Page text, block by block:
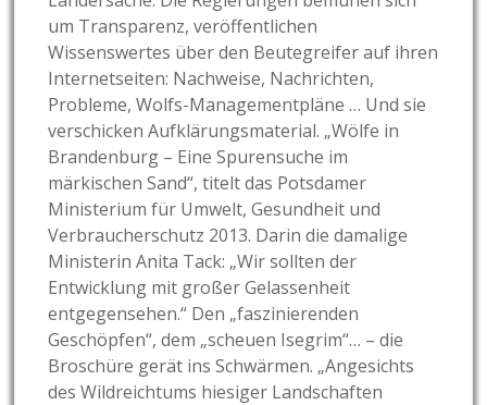
um Transparenz, veröffentlichen
Wissenswertes über den Beutegreifer auf ihren
Internetseiten: Nachweise, Nachrichten,
Probleme, Wolfs-Managementpläne … Und sie
verschicken Aufklärungsmaterial. „Wölfe in
Brandenburg – Eine Spurensuche im
märkischen Sand“, titelt das Potsdamer
Ministerium für Umwelt, Gesundheit und
Verbraucherschutz 2013. Darin die damalige
Ministerin Anita Tack: „Wir sollten der
Entwicklung mit großer Gelassenheit
entgegensehen.“ Den „faszinierenden
Geschöpfen“, dem „scheuen Isegrim“… – die
Broschüre gerät ins Schwärmen. „Angesichts
des Wildreichtums hiesiger Landschaften